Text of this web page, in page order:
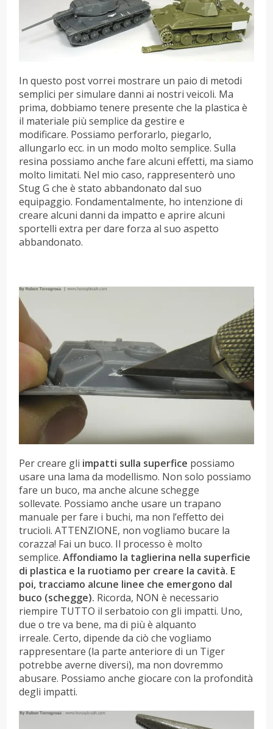
In questo post vorrei mostrare un paio di metodi
semplici per simulare danni ai nostri veicoli. Ma
prima, dobbiamo tenere presente che la plastica è
il materiale più semplice da gestire e
modificare. Possiamo perforarlo, piegarlo,
allungarlo ecc. in un modo molto semplice. Sulla
resina possiamo anche fare alcuni effetti, ma siamo
molto limitati. Nel mio caso, rappresenterò uno
Stug G che è stato abbandonato dal suo
equipaggio. Fondamentalmente, ho intenzione di
creare alcuni danni da impatto e aprire alcuni
sportelli extra per dare forza al suo aspetto
abbandonato.
Per creare gli impatti sulla superfice possiamo
usare una lama da modellismo. Non solo possiamo
fare un buco, ma anche alcune schegge
sollevate. Possiamo anche usare un trapano
manuale per fare i buchi, ma non l’effetto dei
trucioli. ATTENZIONE, non vogliamo bucare la
corazza! Fai un buco. Il processo è molto
semplice.Affondiamo la taglierina nella superficie
di plastica e la ruotiamo per creare la cavità. E
poi, tracciamo alcune linee che emergono dal
buco (schegge). Ricorda, NON è necessario
riempire TUTTO il serbatoio con gli impatti. Uno,
due o tre va bene, ma di più è alquanto
irreale. Certo, dipende da ciò che vogliamo
rappresentare (la parte anteriore di un Tiger
potrebbe averne diversi), ma non dovremmo
abusare. Possiamo anche giocare con la profondità
degli impatti.